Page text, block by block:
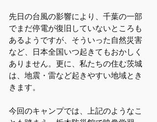
先日の台風の影響により、千葉の一部
でまだ停電が復旧していないところも
あるようですが、そういった自然災害
など、日本全国いつ起きてもおかしく
ありません。更に、私たちの住む茨城
は、地震・雷など起きやすい地域とき
きます。
今回のキャンプでは、上記のようなこ